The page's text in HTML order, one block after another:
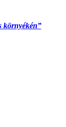
környékén”